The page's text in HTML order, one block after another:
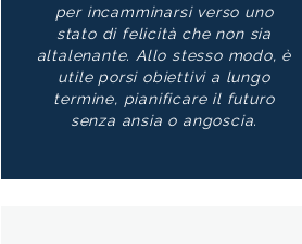
per incamminarsi verso uno
stato di felicità che non sia
altalenante. Allo stesso modo, è
utile porsi obiettivi a lungo
termine, pianificare il futuro
senza ansia o angoscia.